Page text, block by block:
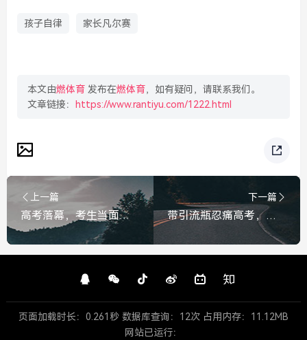
孩子自律 家长凡尔赛
本文由燃体育 发布在燃体育，如有疑问，请联系我们。
文章链接：
https://www.rantiyu.com/1222.html
上一篇
高考落幕，考生当面给辞职陪读的母亲深深鞠了一躬，妈，谢谢您，您辛苦了
下一篇
带引流瓶忍痛高考，考完那一刻去吸氧，这一路，你比想象中更勇敢
页面加载时长：0.261秒 数据库查询：12次 占用内存：11.12MB
网站已运行：